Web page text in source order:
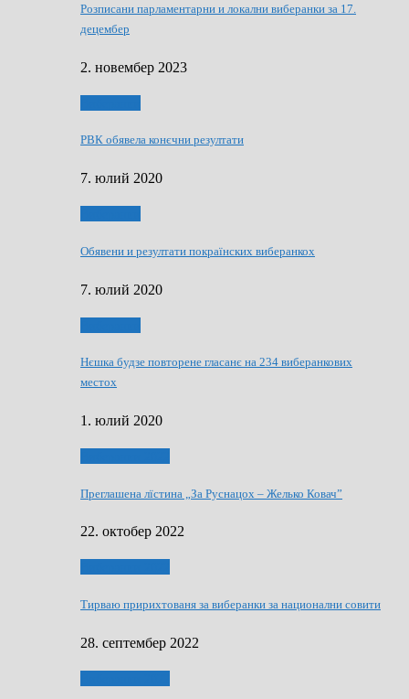
Розписани парламентарни и локални виберанки за 17.
децембер
2. новембер 2023
РВК обявела конєчни резултати
7. юлий 2020
Обявени и резултати покраїнских виберанкох
7. юлий 2020
Нєшка будзе повторене гласанє на 234 виберанкових
местох
1. юлий 2020
Преглашена лїстина „За Руснацох – Желько Ковач”
22. октобер 2022
Тирваю пририхтованя за виберанки за национални совити
28. септембер 2022